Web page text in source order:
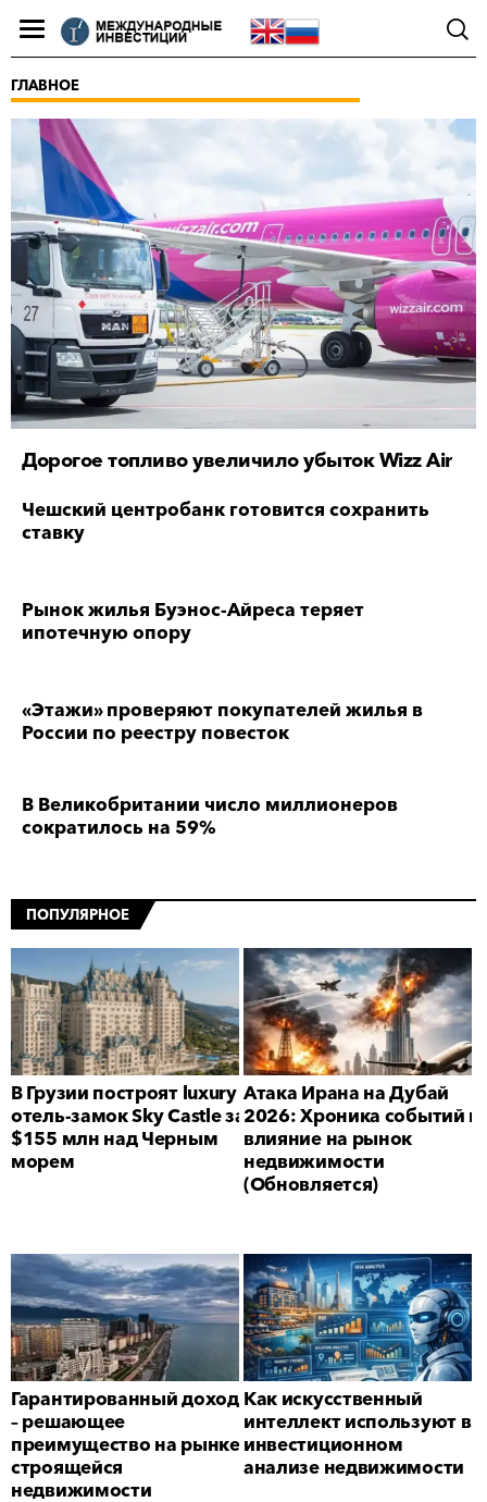
Дорогое топливо увеличило убыток Wizz Air
ГЛАВНОЕ
Чешский центробанк готовится сохранить
ставку
Рынок жилья Буэнос-Айреса теряет
ипотечную опору
«Этажи» проверяют покупателей жилья в
России по реестру повесток
В Великобритании число миллионеров
сократилось на 59%
ПОПУЛЯРНОЕ
В Грузии построят luxury
отель-замок Sky Castle за
$155 млн над Черным
морем
Атака Ирана на Дубай
2026: Хроника событий и
влияние на рынок
недвижимости
(Обновляется)
Гарантированный доход
– решающее
преимущество на рынке
строящейся
недвижимости
Как искусственный
интеллект используют в
инвестиционном
анализе недвижимости